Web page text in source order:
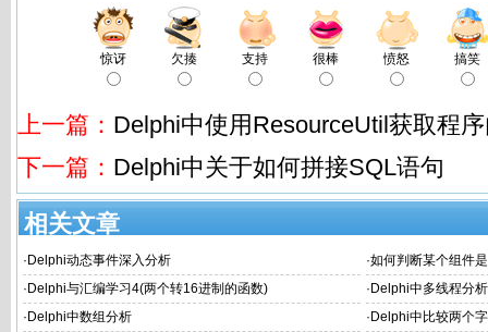
惊讶 欠揍 支持 很棒 愤怒 搞笑
上一篇： Delphi中使用ResourceUtil获取程
下一篇： Delphi中关于如何拼接SQL语句
相关文章
· Delphi动态事件深入分析 ·如何判断某个组件
· Delphi与汇编学习4(两个转16进制的函数) · Delphi中多线程分
· Delphi中数组分析 · Delphi中比较两个